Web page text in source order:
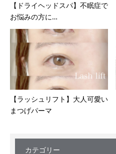
【ドライヘッドスパ】不眠症で
お悩みの方に…
【ラッシュリフト】大人可愛い
まつげパーマ
カテゴリー